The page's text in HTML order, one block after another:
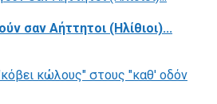
σαν Αήττητοι (Ηλίθιοι)...